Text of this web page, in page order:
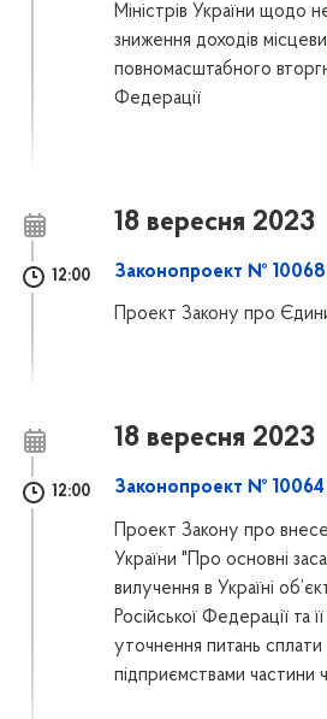
Міністрів України щодо
зниження доходів
повномасштабного
Федерації
18 вересня 2023
12:00 Законопроект № 10068
Проект Закону про
18 вересня 2023
12:00 Законопроект № 10064
Проект Закону про
України "Про основні
вилучення в Україні
Російської Федерації та
уточнення питань
підприємствами частини